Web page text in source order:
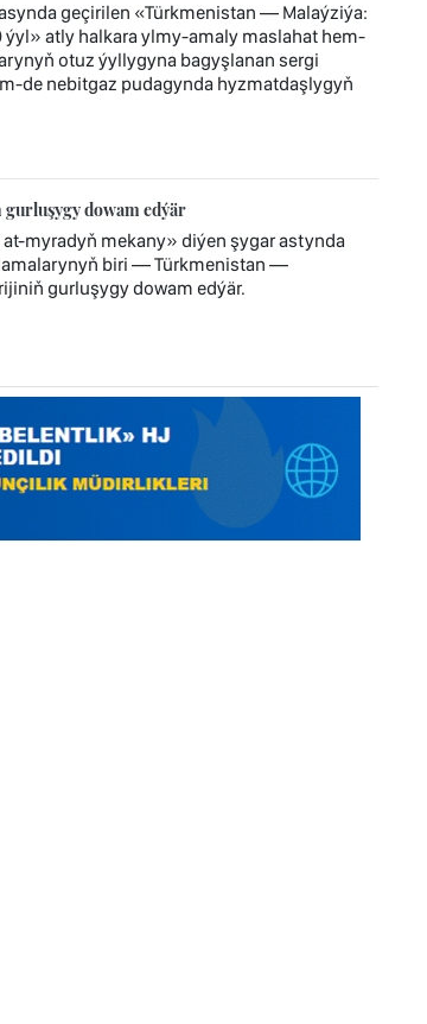
geçirilen «Türkmenistan — Malaýziýa:
atly halkara ylmy-amaly maslahat hem-
otuz ýyllygyna bagyşlanan sergi
de nebitgaz pudagynda hyzmatdaşlygyň
dowam edýär
myradyň mekany» diýen şygar astynda
biri — Türkmenistan —
gurluşygy dowam edýär.